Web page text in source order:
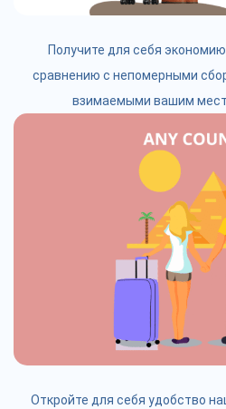
Получите для себя
сравнению с непомерными
взимаемыми вашим
Откройте для себя удобство